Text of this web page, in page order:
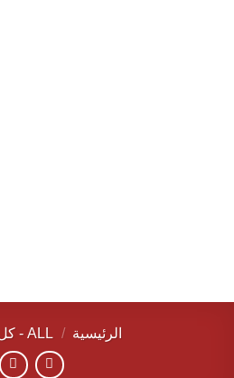
الرئيسية / ALL - كل المنتجات